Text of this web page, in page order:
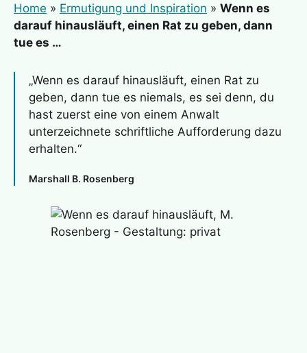
Home » Ermutigung und Inspiration » Wenn es
darauf hinausläuft, einen Rat zu geben, dann
tue es …
„Wenn es darauf hinausläuft, einen Rat zu
geben, dann tue es niemals, es sei denn, du
hast zuerst eine von einem Anwalt
unterzeichnete schriftliche Aufforderung dazu
erhalten.“
Marshall B. Rosenberg